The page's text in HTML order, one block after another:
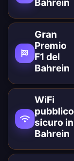
Bahrein
Gran
Premio
F1 del
Bahrein
WiFi
pubblico
sicuro in
Bahrein